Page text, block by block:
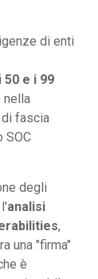
di enti
50 e i 99
nella
fascia
SOC
degli
analisi
,
una "firma"
è